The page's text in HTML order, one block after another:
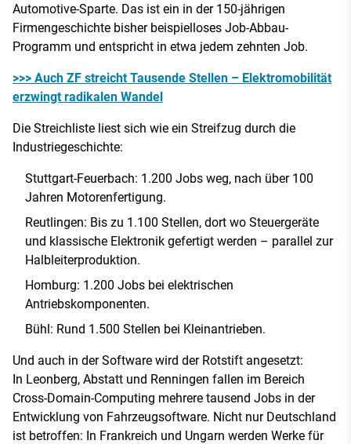
Automotive-Sparte. Das ist ein in der 150-jährigen
Firmengeschichte bisher beispielloses Job-Abbau-
Programm und entspricht in etwa jedem zehnten Job.
>>> Auch ZF streicht Tausende Stellen – Elektromobilität
erzwingt radikalen Wandel
Die Streichliste liest sich wie ein Streifzug durch die
Industriegeschichte:
Stuttgart-Feuerbach: 1.200 Jobs weg, nach über 100
Jahren Motorenfertigung.
Reutlingen: Bis zu 1.100 Stellen, dort wo Steuergeräte
und klassische Elektronik gefertigt werden – parallel zur
Halbleiterproduktion.
Homburg: 1.200 Jobs bei elektrischen
Antriebskomponenten.
Bühl: Rund 1.500 Stellen bei Kleinantrieben.
Und auch in der Software wird der Rotstift angesetzt:
In Leonberg, Abstatt und Renningen fallen im Bereich
Cross-Domain-Computing mehrere tausend Jobs in der
Entwicklung von Fahrzeugsoftware. Nicht nur Deutschland
ist betroffen: In Frankreich und Ungarn werden Werke für